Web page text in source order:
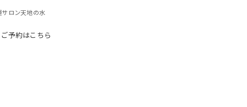
ロン天地の水
ご予約はこちら